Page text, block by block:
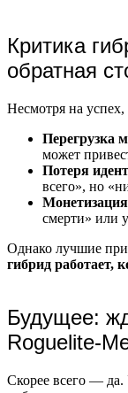
Критика
обратная
Несмотря на успех,
Перегрузка
может
Потеря
всего», но
Монетизация
смерти» или
Однако лучшие
гибрид работает,
Будущее:
Roguelite-
Скорее всего —